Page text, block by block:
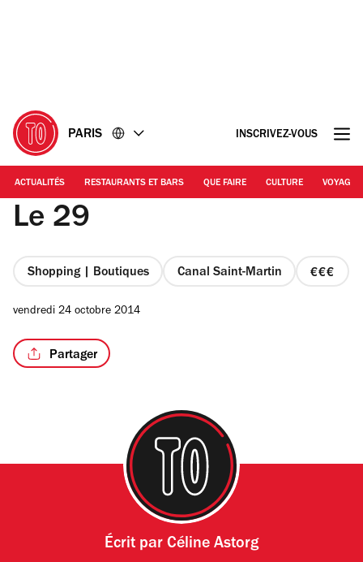
PARIS INSCRIVEZ-VOUS
ACTUALITÉS RESTAURANTS ET BARS QUE FAIRE CULTURE VOYAGE
Le 29
Shopping | Boutiques Canal Saint-Martin
prix
vendredi 24 octobre 2014
Partager
Écrit par Céline Astorg